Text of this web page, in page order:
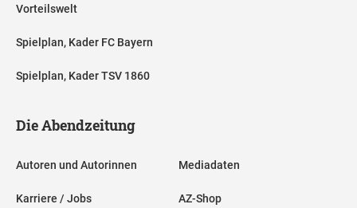
Vorteilswelt
Spielplan, Kader FC Bayern
Spielplan, Kader TSV 1860
Die Abendzeitung
Autoren und Autorinnen
Karriere / Jobs
Mediadaten
AZ-Shop